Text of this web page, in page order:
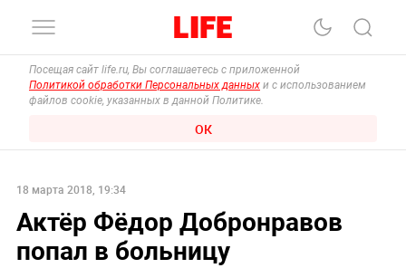
Посещая сайт life.ru, Вы соглашаетесь с приложенной
Политикой обработки Персональных данных и с использованием
файлов cookie, указанных в данной Политике.
ОК
18 марта 2018, 19:34
Актёр Фёдор Добронравов
попал в больницу